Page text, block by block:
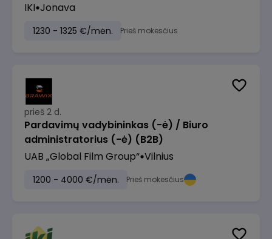
IKI Jonava
1230 - 1325 €/mėn. Prieš mokesčius
prieš 2 d.
Pardavimų vadybininkas (-ė) / Biuro
administratorius (-ė) (B2B)
UAB „Global Film Group“ Vilnius
1200 - 4000 €/mėn. Prieš mokesčius